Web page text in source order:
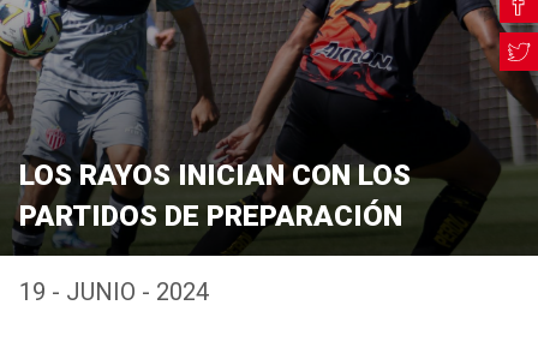
LOS RAYOS INICIAN CON LOS
PARTIDOS DE PREPARACIÓN
19 - JUNIO - 2024